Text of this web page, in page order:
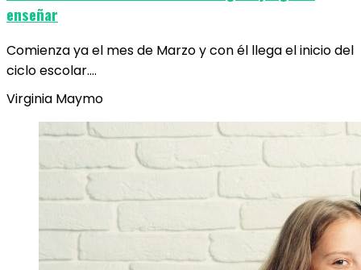
enseñar
Comienza ya el mes de Marzo y con él llega el inicio del
ciclo escolar.…
Virginia Maymo